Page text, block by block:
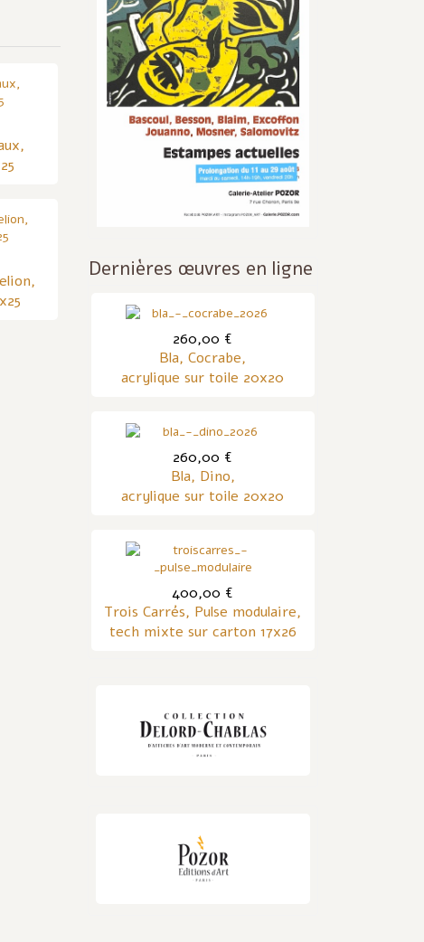
Dernières œuvres en ligne
260,00 €
Bla, Cocrabe,
acrylique sur toile 20x20
260,00 €
Bla, Dino,
acrylique sur toile 20x20
400,00 €
Trois Carrés, Pulse modulaire,
tech mixte sur carton 17x26